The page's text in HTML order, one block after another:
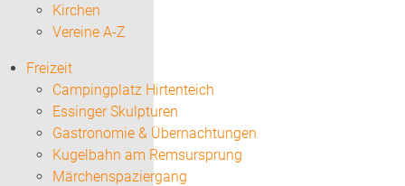
Kirchen
Vereine A-Z
Freizeit
Campingplatz Hirtenteich
Essinger Skulpturen
Gastronomie & Übernachtungen
Kugelbahn am Remsursprung
Märchenspaziergang